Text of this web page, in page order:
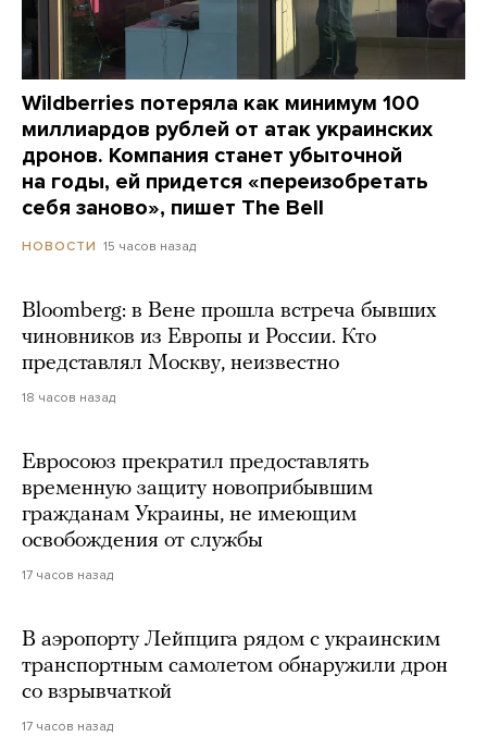
Wildberries потеряла как минимум 100
миллиардов рублей от атак украинских
дронов. Компания станет убыточной
на годы, ей придется «переизобретать
себя заново», пишет The Bell
НОВОСТИ 15 часов назад
Bloomberg: в Вене прошла встреча бывших
чиновников из Европы и России. Кто
представлял Москву, неизвестно
18 часов назад
Евросоюз прекратил предоставлять
временную защиту новоприбывшим
гражданам Украины, не имеющим
освобождения от службы
17 часов назад
В аэропорту Лейпцига рядом с украинским
транспортным самолетом обнаружили дрон
со взрывчаткой
17 часов назад